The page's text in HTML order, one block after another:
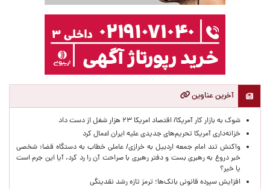
آخرین عناوین
شوک به بازار کار آمریکا/ اقتصاد امریکا ۲۳ هزار شغل از دست داد
خزانه‌داری آمریکا تحریم‌های جدیدی علیه ایران اعمال کرد
واکنش تند امام جمعه اردبیل به خرازی/ عاملی خطاب به دستگاه قضا: شخصی
خبر دروغ به رهبری بست و دفتر رهبری با صراحت آن را رد کرد، آیا این جرم است
یا خیر؟
افزایش سپرده قانونی بانک‌ها؛ ترمز تازه رشد نقدینگی